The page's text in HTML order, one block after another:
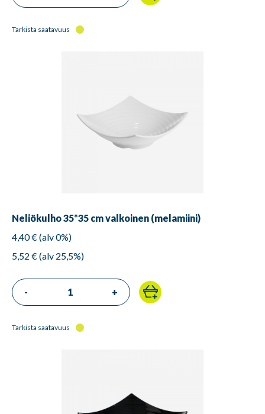
Tarkista saatavuus
Neliökulho 35*35 cm valkoinen (melamiini)
4,40 € (alv 0%)
5,52 € (alv 25,5%)
- +
Tarkista saatavuus